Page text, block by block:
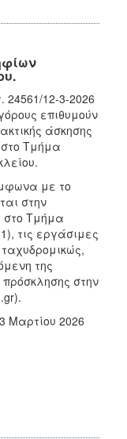
12-3-2026
επιθυμούν
άσκησης
Τμήμα
με το
στην
στο Τμήμα
τις εργάσιμες
της
στην
Μαρτίου 2026